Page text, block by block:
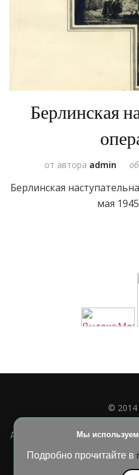
Берлинская
от автора admin
Берлинская
мая
Мы
Подробно прочитайте в
© 2014
Полное или частичное
допускается только при
Blossom Diva | Разработана